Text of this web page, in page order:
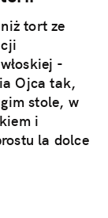
tort ze
-
Ojca tak,
stole, w
i
la dolce